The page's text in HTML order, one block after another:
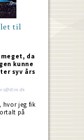
til
da
kunne
syv års
hvor jeg fik
på